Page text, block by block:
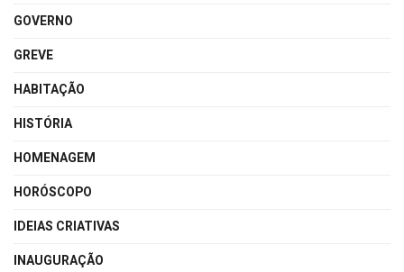
GOVERNO
GREVE
HABITAÇÃO
HISTÓRIA
HOMENAGEM
HORÓSCOPO
IDEIAS CRIATIVAS
INAUGURAÇÃO